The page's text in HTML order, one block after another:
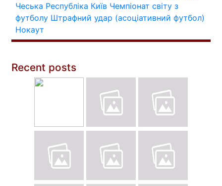
Чеська Республіка Київ Чемпіонат світу з
футболу Штрафний удар (асоціативний футбол)
Нокаут
Recent posts